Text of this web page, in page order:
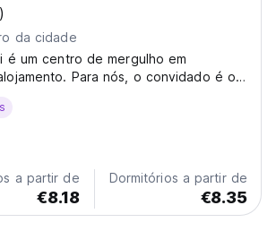
da cidade
é um centro de mergulho em
Para nós, o convidado é o
tudo o que for possível para
o mais agradável possível.
a partir de
€8.18
Dormitórios a partir de
€8.35